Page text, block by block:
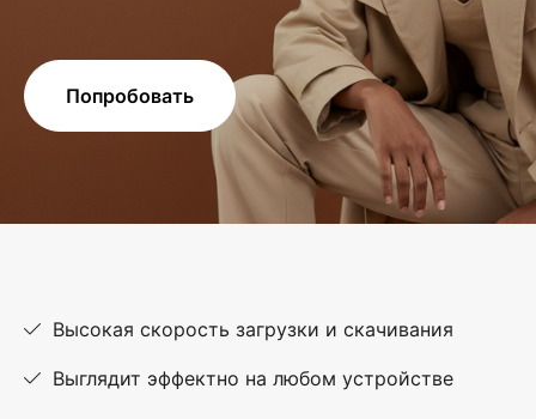
Попробовать
Высокая скорость загрузки и скачивания
Выглядит эффектно на любом устройстве